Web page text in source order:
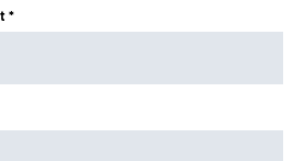
Das Thema Ihrer Nachricht *